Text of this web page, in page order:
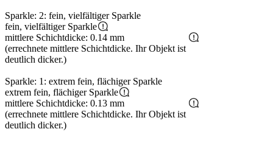
Sparkle: 2: fein, vielfältiger Sparkle
fein, vielfältiger Sparkle
mittlere Schichtdicke: 0.14 mm
(errechnete mittlere Schichtdicke. Ihr Objekt ist
deutlich dicker.)
Sparkle: 1: extrem fein, flächiger Sparkle
extrem fein, flächiger Sparkle
mittlere Schichtdicke: 0.13 mm
(errechnete mittlere Schichtdicke. Ihr Objekt ist
deutlich dicker.)